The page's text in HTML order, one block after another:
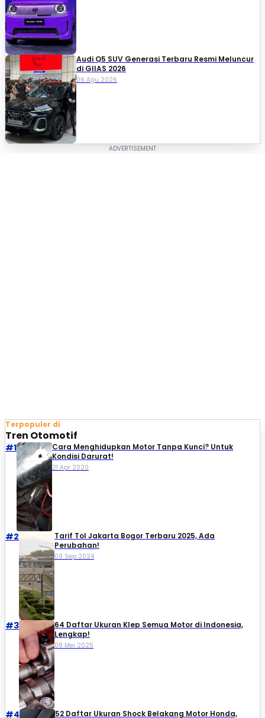
Audi Q5 SUV Generasi Terbaru Resmi Meluncur
di GIIAS 2026
06 Agu 2026
Terpopuler di
Tren Otomotif
#1
Cara Menghidupkan Motor Tanpa Kunci? Untuk
Kondisi Darurat!
21 Apr 2020
#2
Tarif Tol Jakarta Bogor Terbaru 2025, Ada
Perubahan!
09 Sep 2024
#3
64 Daftar Ukuran Klep Semua Motor di Indonesia,
Lengkap!
08 Mei 2025
#4
52 Daftar Ukuran Shock Belakang Motor Honda,